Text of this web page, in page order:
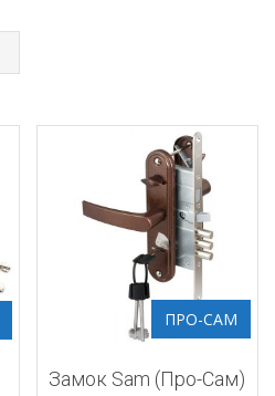
ПРО-САМ
Замок Sam (Про-Сам)